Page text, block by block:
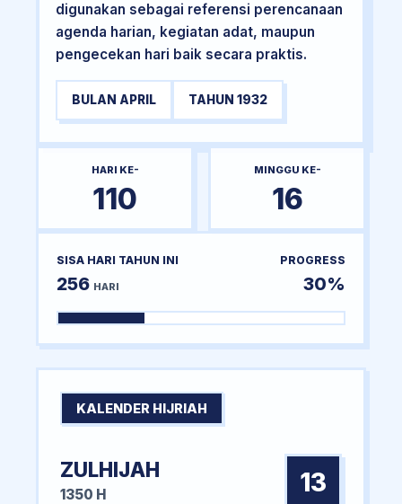
digunakan sebagai referensi perencanaan
agenda harian, kegiatan adat, maupun
pengecekan hari baik secara praktis.
BULAN APRIL TAHUN 1932
HARI KE-
110
MINGGU KE-
16
SISA HARI TAHUN INI
256 HARI
PROGRESS
30%
KALENDER HIJRIAH
ZULHIJAH
1350 H 13